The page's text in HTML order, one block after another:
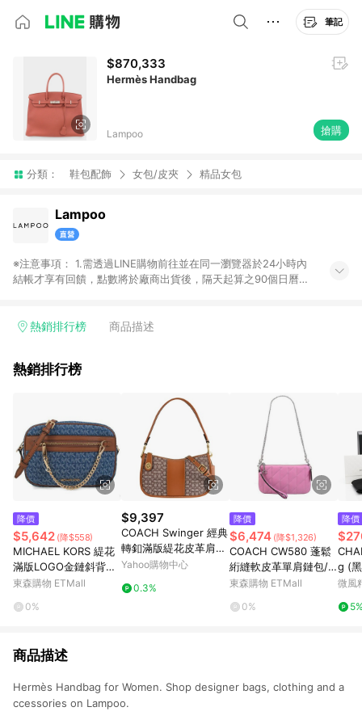
筆記
$870,333
Hermès Handbag
Lampoo 搶購
分類： 鞋包配飾 女包/皮夾 精品女包
Lampoo
※注意事項： 1.需透過LINE購物前往並在同一瀏覽器於24小時內
結帳才享有回饋，點數將於廠商出貨後，隔天起算之90個日曆天
差異。 4.若於商家App下單，不符合LINE購物導購資格。
熱銷排行榜 商品描述
熱銷排行榜
降價
$5,642 (降$558)
MICHAEL KORS 緹花
滿版LOGO金鏈斜背方
包(單寧色)
東森購物 ETMall
0%
$9,397
COACH Swinger 經典
轉釦滿版緹花皮革肩斜
兩用包(咖)
Yahoo購物中心
0.3%
降價
$6,474 (降$1,326)
COACH CW580 蓬鬆
絎縫軟皮革單肩鏈包/
拆卸手拿包.亮洋紅
東森購物 ETMall
0%
降價
g (
色鏈
微風
商品描述
Hermès Handbag for Women. Shop designer bags, clothing and a
ccessories on Lampoo.